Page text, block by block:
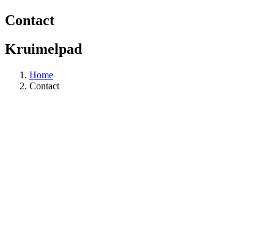
Contact
Kruimelpad
Home
Contact